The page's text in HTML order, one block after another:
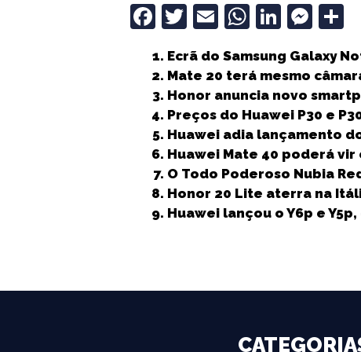
F
c
e
b
o
o
k
T
it
t
e
r
E
ai
l
W
a
ts
A
p
p
Li
k
e
dI
n
M
ss
e
n
g
e
r
a
r
e
Ecrã do Samsung Galaxy
Mate 20 terá mesmo
Honor anuncia novo
Preços do Huawei P30 e
Huawei adia lançamento
Huawei Mate 40 poderá
O Todo Poderoso Nubia
Honor 20 Lite aterra na
Huawei lançou o Y6p e